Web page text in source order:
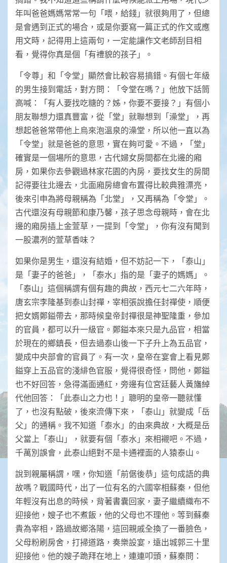
年叫爸爸媽媽常常一句「喂，給錢」就很夠用了，但總
是會遇到正式的場合，或是你要寫一篇正式的作文或應
用文時，記得用上這兩句，一定能讓作文老師刮目相
看，覺得你真是個「有禮貌的孩子」。
「令尊」和「令堂」顯然會比較容易搞錯。有個七年級
的男生接到電話，對方問：「令堂在嗎？」他放下話筒
高喊：「有人要找吃糖的？姊，你要不要接？」有個小
朋友聯想力還真豐富，從「堂」就聯想到「澡堂」，再
想起爸爸常帶他上烏來泡溫泉的澡堂，所以他一直以為
「令堂」就是爸爸的意思，實在夠可愛。不過，「堂」
確實是一個場所的意思，古代婦女房間都在北邊的廂
房，如果你去參觀過林家花園的內房，要找女生的房間
記得要往北邊去，北面廂房總會布置得比較典雅漂亮，
後來引申為將母親稱為「北堂」，又再稱為「令堂」。
古代還沒有母親節和康乃馨，孩子思念母親時，會在北
邊的廂房插上金萱草，一提到「令堂」，你有沒有聞到
一股濃冽的萱草香味？
如果你是男生，還沒有結婚，但不妨記一下，「泰山」
是「妻子的爸爸」，「泰水」指的是「妻子的媽媽」。
「泰山」這個稱謂有個有趣的典故，西元七二六年時，
唐玄宗李隆基到泰山封禪，宰相張說擔任封禪使，順便
把女婿鄭鎰帶去，那時候皇帝封禪很是神聖隆重，參加
的官員，都可以升一級官。鄭鎰本來只是九品官，相當
於現在的鄉鎮長，但去過泰山後一下子升上為五品官，
變成中央部會的官員了。有一次，皇帝在宴會上看見鄭
鎰穿上五品官的淺緋色官服，覺得很奇怪，問他，鄭鎰
也不好回答，急得滿面通紅，旁邊有位宮廷藝人黃旛綽
代他回答：「此泰山之力也！」聰明的皇帝一聽就懂
了，也沒有點破，後來流傳下來，「泰山」就變成「岳
父」的通稱。我不知道「泰水」的由來典故，大概是岳
父當上「泰山」，就要有個「泰水」來相襯吧。不過，
千萬別誤會，此泰山絕對不是卡通裡面的人猿泰山。
說到親屬稱謂，嘿，你知道「前倨後恭」這句成語的典
故嗎？戰國時代，出了一位有名的六國宰相蘇秦，但他
年輕沒有出息的時候，背著書囊回家，妻子繼續織布不
迎接他，嫂子也不煮飯，他的父母也不理他。等到蘇秦
貴為宰相，路過故鄉洛陽，這回親戚全換了一番臉色，
父母粉刷房舍，打掃道路，奏樂設宴，遠出城郭三十里
迎接他。他的嫂子跪拜在地上，連連叩頭，蘇秦問：